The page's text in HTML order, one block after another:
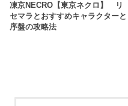
凍京NECRO【東京ネクロ】 リ
セマラとおすすめキャラクターと
序盤の攻略法